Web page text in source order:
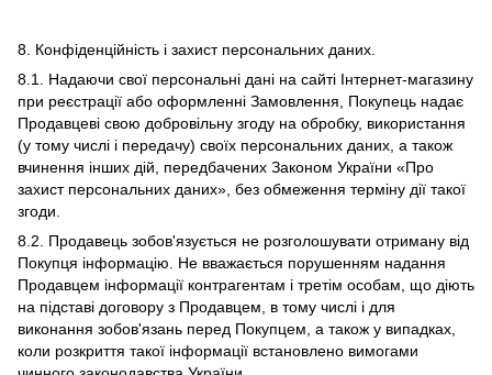
8. Конфіденційність і захист персональних даних.
8.1. Надаючи свої персональні дані на сайті Інтернет-магазину
при реєстрації або оформленні Замовлення, Покупець надає
Продавцеві свою добровільну згоду на обробку, використання
(у тому числі і передачу) своїх персональних даних, а також
вчинення інших дій, передбачених Законом України «Про
захист персональних даних», без обмеження терміну дії такої
згоди.
8.2. Продавець зобов'язується не розголошувати отриману від
Покупця інформацію. Не вважається порушенням надання
Продавцем інформації контрагентам і третім особам, що діють
на підставі договору з Продавцем, в тому числі і для
виконання зобов'язань перед Покупцем, а також у випадках,
коли розкриття такої інформації встановлено вимогами